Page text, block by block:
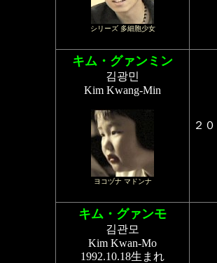
シリーズ 多細胞少女
キム・グァンミン
김광민
Kim Kwang-Min
ヨコヅナ マドンナ
２
キム・グァンモ
김관모
Kim Kwan-Mo
1992.10.18生まれ